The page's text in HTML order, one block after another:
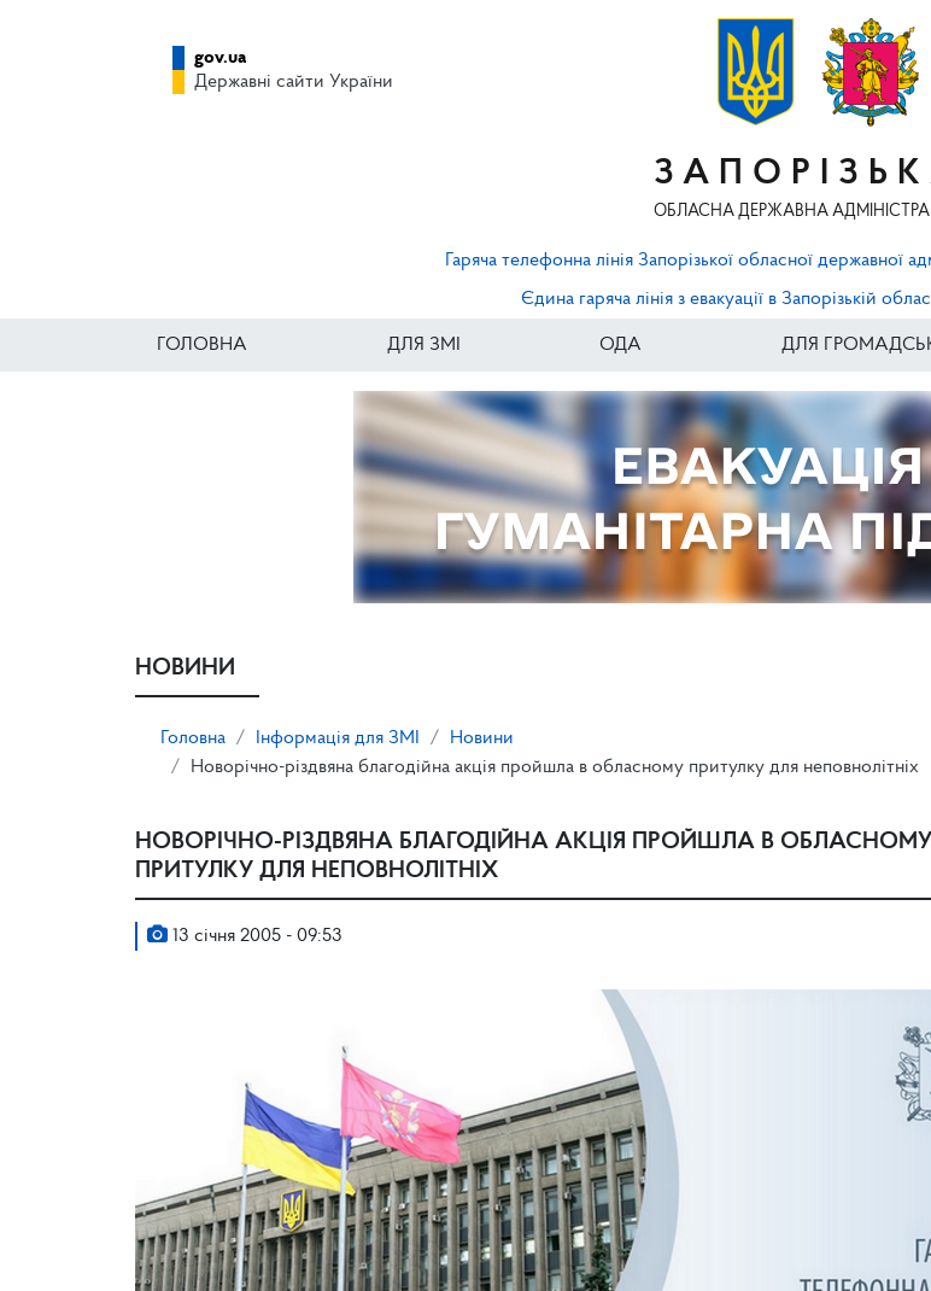
ОБЛАСНА ДЕРЖАВНА
gov.ua
Державні сайти України
Гаряча телефонна лінія Запорізької обласної державної
Єдина гаряча лінія з евакуації в Запорізькій
ГОЛОВНА ДЛЯ ЗМІ ОДА ДЛЯ
НОВИНИ
Головна Інформація для ЗМІ
Новини
Новорічно-різдвяна благодійна акція пройшла в обласному притулку для неповнолітніх
НОВОРІЧНО-РІЗДВЯНА БЛАГОДІЙНА АКЦІЯ ПРОЙШЛА В ОБЛАСНОМУ
ПРИТУЛКУ ДЛЯ НЕПОВНОЛІТНІХ
13 січня 2005 - 09:53